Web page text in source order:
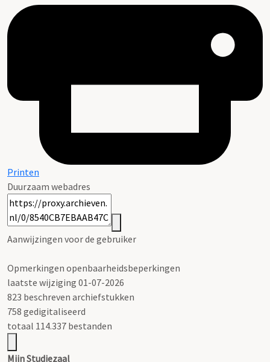
Printen
Duurzaam webadres
Aanwijzingen voor de gebruiker
Opmerkingen openbaarheidsbeperkingen
laatste wijziging 01-07-2026
823 beschreven archiefstukken
758 gedigitaliseerd
totaal 114.337 bestanden
Mijn Studiezaal